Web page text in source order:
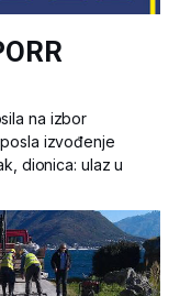
na izbor
izvođenje
dionica: ulaz u